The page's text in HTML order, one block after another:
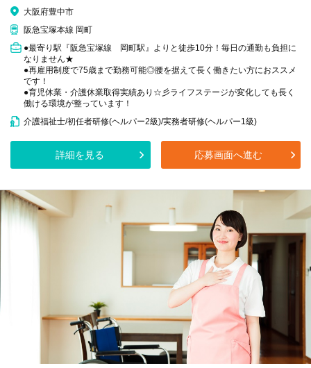
大阪府豊中市
阪急宝塚本線 岡町
●最寄り駅『阪急宝塚線 岡町駅』よりと徒歩10分！毎日の通勤も負担に
なりません★
●再雇用制度で75歳まで勤務可能◎腰を据えて長く働きたい方におススメ
です！
●育児休業・介護休業取得実績あり☆彡ライフステージが変化しても長く
働ける環境が整っています！
介護福祉士/初任者研修(ヘルパー2級)/実務者研修(ヘルパー1級)
詳細を見る 応募画面へ進む